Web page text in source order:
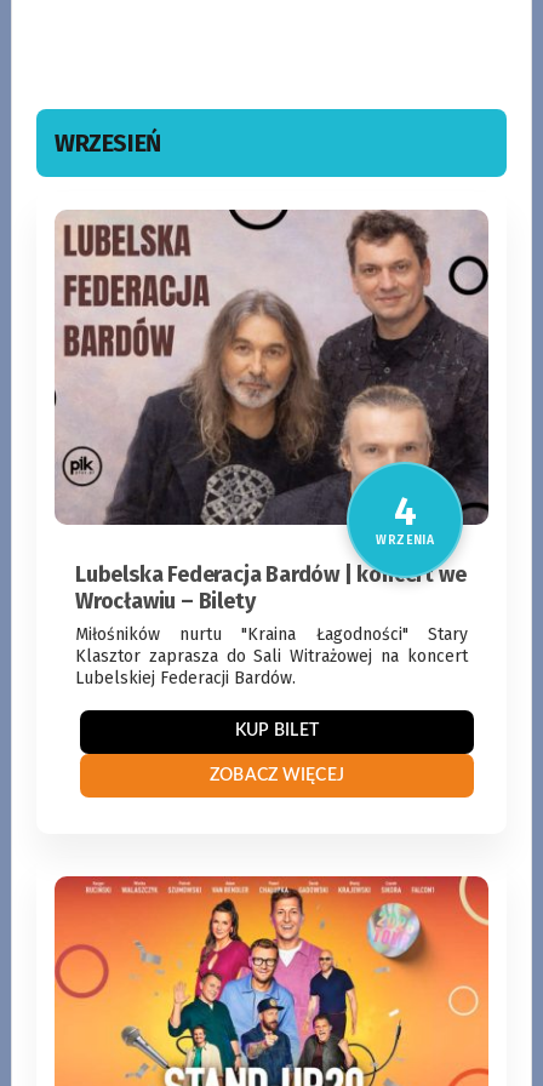
28
SIERPNIA
KUP BILET
ZOBACZ WIĘCEJ
KUP BILET
ZOBACZ WIĘCEJ
WRZESIEŃ
Lubelska Federacja Bardów | koncert we
Wrocławiu – Bilety
Miłośników nurtu "Kraina Łagodności" Stary
Klasztor zaprasza do Sali Witrażowej na koncert
Lubelskiej Federacji Bardów.